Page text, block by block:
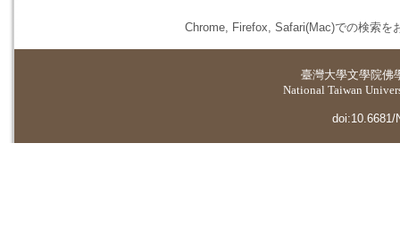
Chrome, Firefox, Safari(Mac)での検索を
臺灣大學文學院佛
National Taiwan
doi:10.6681/